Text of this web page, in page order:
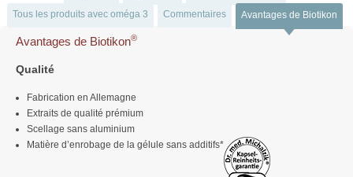
Tous les produits avec oméga 3 Commentaires Avantages de Biotikon
Avantages de Biotikon®
Qualité
Fabrication en Allemagne
Extraits de qualité prémium
Scellage sans aluminium
Matière d’enrobage de la gélule sans additifs*